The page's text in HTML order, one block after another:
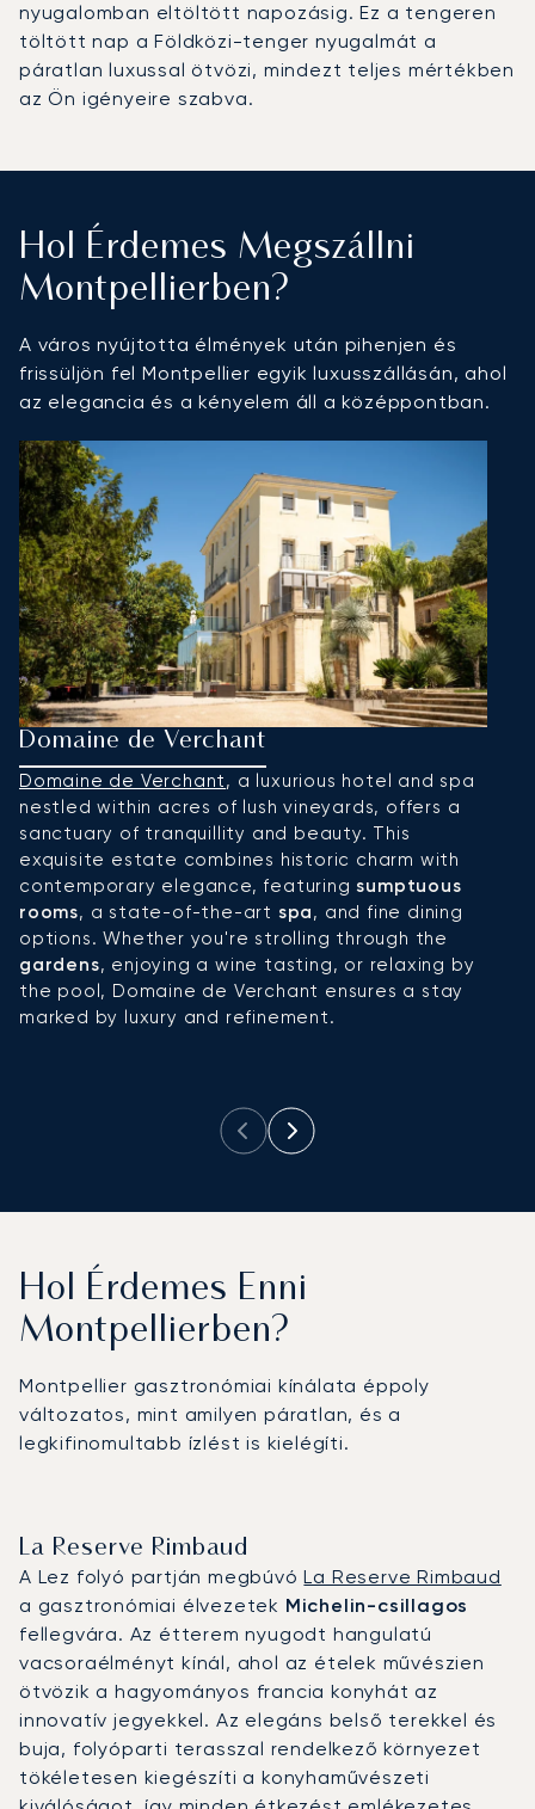
nyugalomban eltöltött napozásig. Ez a tengeren
töltött nap a Földközi-tenger nyugalmát a
páratlan luxussal ötvözi, mindezt teljes mértékben
az Ön igényeire szabva.
Hol Érdemes Megszállni
Montpellierben?
A város nyújtotta élmények után pihenjen és
frissüljön fel Montpellier egyik luxusszállásán, ahol
az elegancia és a kényelem áll a középpontban.
Domaine de Verchant
Domaine de Verchant, a luxurious hotel and spa
nestled within acres of lush vineyards, offers a
sanctuary of tranquillity and beauty. This
exquisite estate combines historic charm with
contemporary elegance, featuring sumptuous
rooms, a state-of-the-art spa, and fine dining
options. Whether you're strolling through the
gardens, enjoying a wine tasting, or relaxing by
the pool, Domaine de Verchant ensures a stay
marked by luxury and refinement.
Hol Érdemes Enni
Montpellierben?
Montpellier gasztronómiai kínálata éppoly
változatos, mint amilyen páratlan, és a
legkifinomultabb ízlést is kielégíti.
La Reserve Rimbaud
A Lez folyó partján megbúvóLa Reserve Rimbaud
a gasztronómiai élvezetek Michelin-csillagos
fellegvára. Az étterem nyugodt hangulatú
vacsoraélményt kínál, ahol az ételek művészien
ötvözik a hagyományos francia konyhát az
innovatív jegyekkel. Az elegáns belső terekkel és
buja, folyóparti terasszal rendelkező környezet
tökéletesen kiegészíti a konyhaművészeti